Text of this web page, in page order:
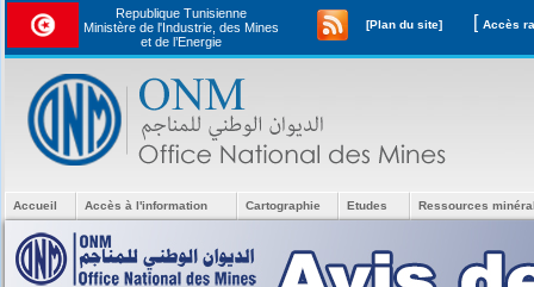
Republique Tunisienne
Ministère de l'Industrie, des Mines
et de l’Energie
[Plan du site] [
Accueil Accès à l'information Cartographie Etudes Ressources